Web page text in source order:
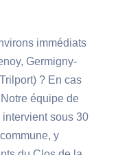
immédiats
Germigny-
? En cas
équipe de
sous 30
y